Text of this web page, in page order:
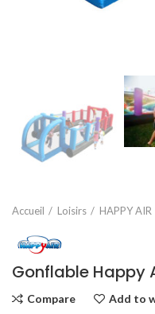
Accueil Loisirs HAPPY AIR
Gonflable Happy
Compare Add to